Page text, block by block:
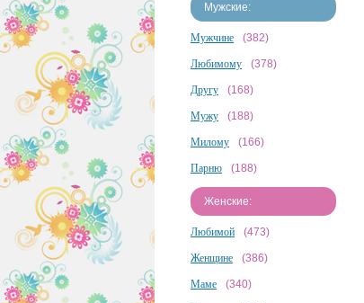
Мужские:
Мужчине (382)
Любимому (378)
Другу (168)
Мужу (188)
Милому (166)
Парню (188)
Женские:
Любимой (473)
Женщине (386)
Маме (340)